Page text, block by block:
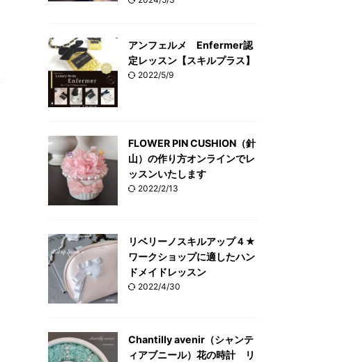
アンフェルメ Enfermer認
定レッスン【スキルプラス】
2022/5/9
FLOWER PIN CUSHION（針
山）の作り方オンラインでレ
ッスンいたします
2022/2/13
リベリーノスキルアップ４★
ワークショップに適したハン
ドメイドレッスン
2022/4/30
Chantilly avenir（シャンテ
ィアブニール）花の時計 リ